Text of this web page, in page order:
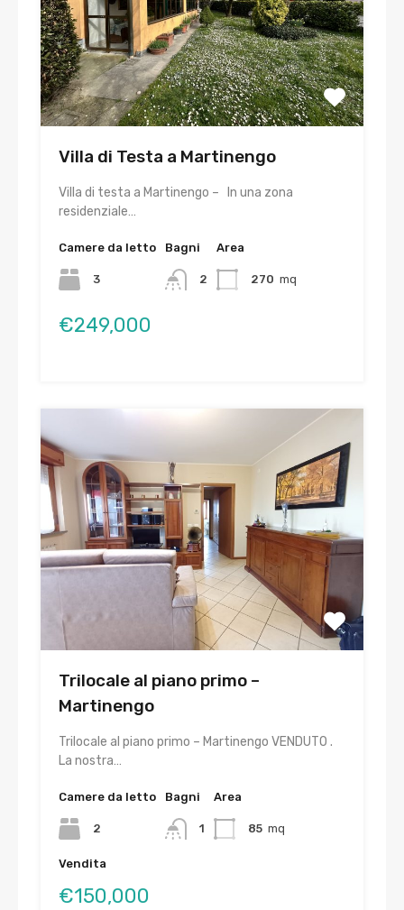
Villa di Testa a Martinengo
Villa di testa a Martinengo – In una zona
residenziale…
Camere da letto
3
Bagni
2
Area
270 mq
€249,000
Trilocale al piano primo –
Martinengo
Trilocale al piano primo – Martinengo VENDUTO .
La nostra…
Camere da letto
2
Bagni
1
Area
85 mq
Vendita
€150,000